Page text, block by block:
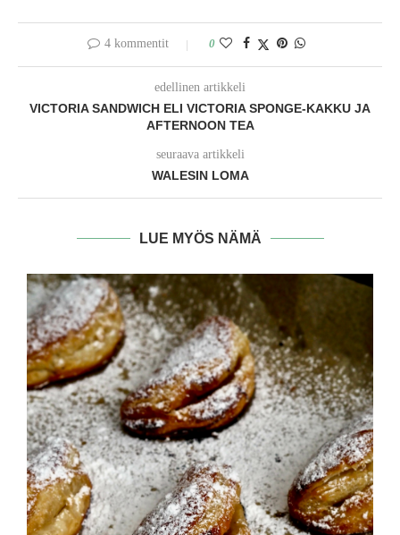
4 kommentit 0
edellinen artikkeli
VICTORIA SANDWICH ELI VICTORIA SPONGE-KAKKU JA
AFTERNOON TEA
seuraava artikkeli
WALESIN LOMA
LUE MYÖS NÄMÄ